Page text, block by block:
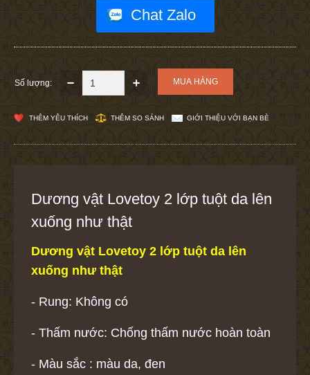
Chat Zalo
Số lượng:
THÊM YÊU THÍCH THÊM SO SÁNH GIỚI THIỆU VỚI BẠN BÈ
Dương vật Lovetoy 2 lớp tuột da lên
xuống như thật
Dương vật Lovetoy 2 lớp tuột da lên
xuống như thật
- Rung: Không có
- Thấm nước: Chống thấm nước hoàn toàn
- Màu sắc : màu da, đen